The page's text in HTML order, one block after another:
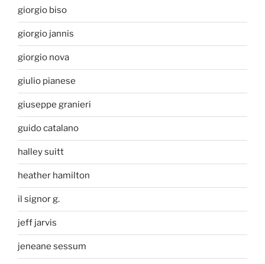
giorgio biso
giorgio jannis
giorgio nova
giulio pianese
giuseppe granieri
guido catalano
halley suitt
heather hamilton
il signor g.
jeff jarvis
jeneane sessum